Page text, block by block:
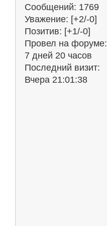
Сообщений: 1769
Уважение: [+2/-0]
Позитив: [+1/-0]
Провел на форуме:
7 дней 20 часов
Последний визит:
Вчера 21:01:38